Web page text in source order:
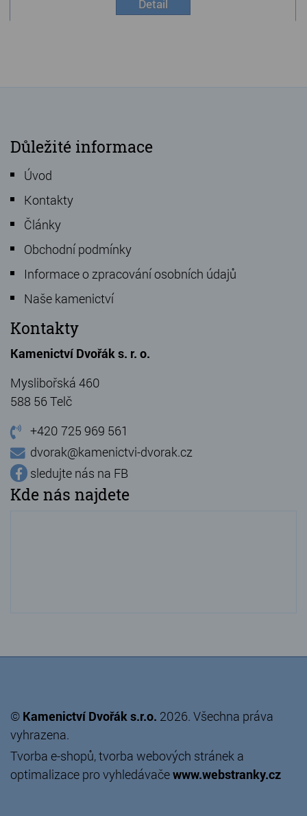
Detail
Důležité informace
Úvod
Kontakty
Články
Obchodní podmínky
Informace o zpracování osobních údajů
Naše kamenictví
Kontakty
Kamenictví Dvořák s. r. o.
Myslibořská 460
588 56 Telč
+420 725 969 561
dvorak@kamenictvi-dvorak.cz
sledujte nás na FB
Kde nás najdete
© Kamenictví Dvořák s.r.o. 2026. Všechna práva
vyhrazena.
Tvorba e-shopů,tvorba webových stránek a
optimalizace pro vyhledávačewww.webstranky.cz